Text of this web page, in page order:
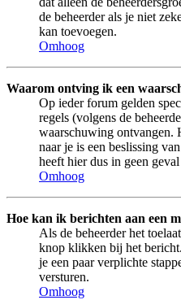
de beheerder als je niet
kan toevoegen.
Omhoog
Waarom ontving ik een
Op ieder forum gelden
regels (volgens de
waarschuwing ontvangen.
naar je is een beslissing
heeft hier dus in geen
Omhoog
Hoe kan ik berichten aan een
Als de beheerder het
knop klikken bij het
je een paar verplichte
versturen.
Omhoog